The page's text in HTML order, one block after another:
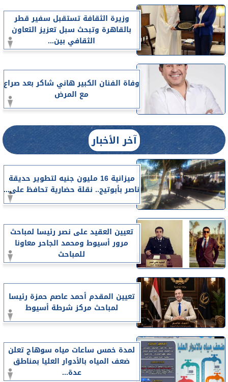
وزيرة الثقافة تستقبل سفير قطر
بالقاهرة وتبحث سبل تعزيز التعاون
الثقافي بين...
وفاة الفنان الكبير هاني شاكر بعد صراع
مع المرض
آخر الأخبار
ميزانية 16 مليون جنيه لتطوير حديقة
ناصر بأبوتيج.. نقلة حضارية تحافظ على...
تعيين العقيد على نصر رئيسا لمباحث
مرور أسيوط ومحمد الجاحر معاونا
للمباحث
تعيين المقدم أحمد عاصم حمزة رئيسا
لمباحث مركز شرطة أسيوط
لمدة خمس ساعات مياه سوهاج تعلن
ضعف المياه بالأدوار العليا بمناطق
عدة...